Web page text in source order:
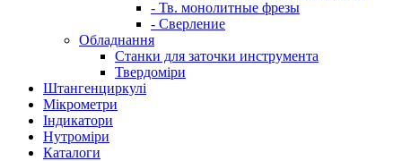
- Тв. монолитные фрезы
- Сверление
Обладнання
Станки для заточки инструмента
Твердоміри
Штангенциркулі
Мікрометри
Індикатори
Нутроміри
Каталоги